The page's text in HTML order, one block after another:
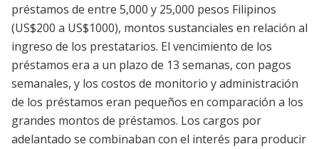
préstamos de entre 5,000 y 25,000 pesos Filipinos
(US$200 a US$1000), montos sustanciales en relación al
ingreso de los prestatarios. El vencimiento de los
préstamos era a un plazo de 13 semanas, con pagos
semanales, y los costos de monitorio y administración
de los préstamos eran pequeños en comparación a los
grandes montos de préstamos. Los cargos por
adelantado se combinaban con el interés para producir